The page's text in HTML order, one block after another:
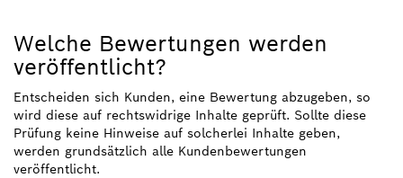
Welche Bewertungen werden
veröffentlicht?
Entscheiden sich Kunden, eine Bewertung abzugeben, so
wird diese auf rechtswidrige Inhalte geprüft. Sollte diese
Prüfung keine Hinweise auf solcherlei Inhalte geben,
werden grundsätzlich alle Kundenbewertungen
veröffentlicht.